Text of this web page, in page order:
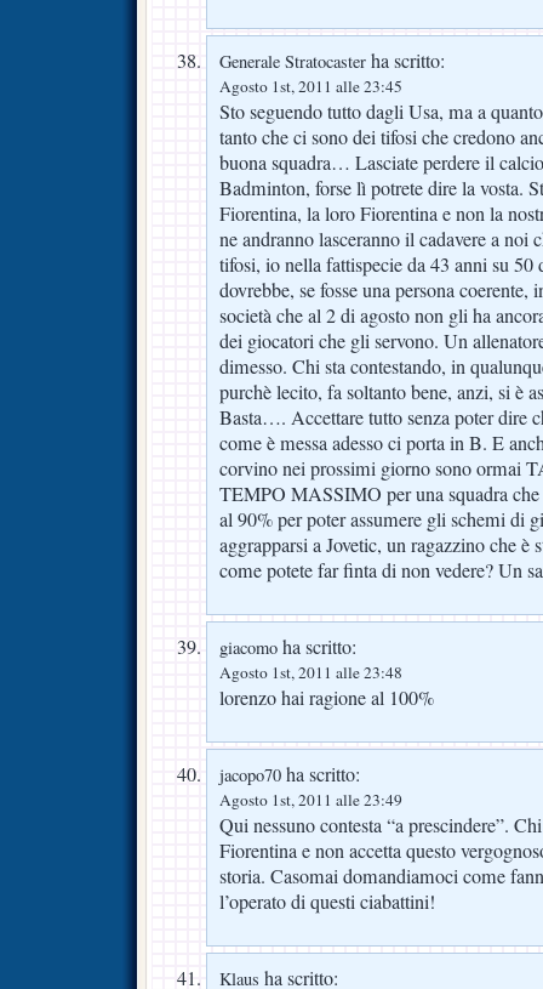
Generale Stratocaster ha scritto:
Agosto 1st, 2011 alle 23:45
Sto seguendo tutto dagli Usa, ma a
tanto che ci sono dei tifosi che credono
buona squadra… Lasciate perdere il
Badminton, forse lì potrete dire la vosta.
Fiorentina, la loro Fiorentina e non la
ne andranno lasceranno il cadavere a noi
tifosi, io nella fattispecie da 43 anni su
dovrebbe, se fosse una persona coerente,
società che al 2 di agosto non gli ha
dei giocatori che gli servono. Un
dimesso. Chi sta contestando, in
purchè lecito, fa soltanto bene, anzi, si è
Basta…. Accettare tutto senza poter dire
come è messa adesso ci porta in B. E
corvino nei prossimi giorno sono ormai
TEMPO MASSIMO per una squadra
al 90% per poter assumere gli schemi di
aggrapparsi a Jovetic, un ragazzino che
come potete far finta di non vedere? Un
giacomo ha scritto:
Agosto 1st, 2011 alle 23:48
lorenzo hai ragione al 100%
jacopo70 ha scritto:
Agosto 1st, 2011 alle 23:49
Qui nessuno contesta “a prescindere”.
Fiorentina e non accetta questo
storia. Casomai domandiamoci come
l’operato di questi ciabattini!
Klaus ha scritto: